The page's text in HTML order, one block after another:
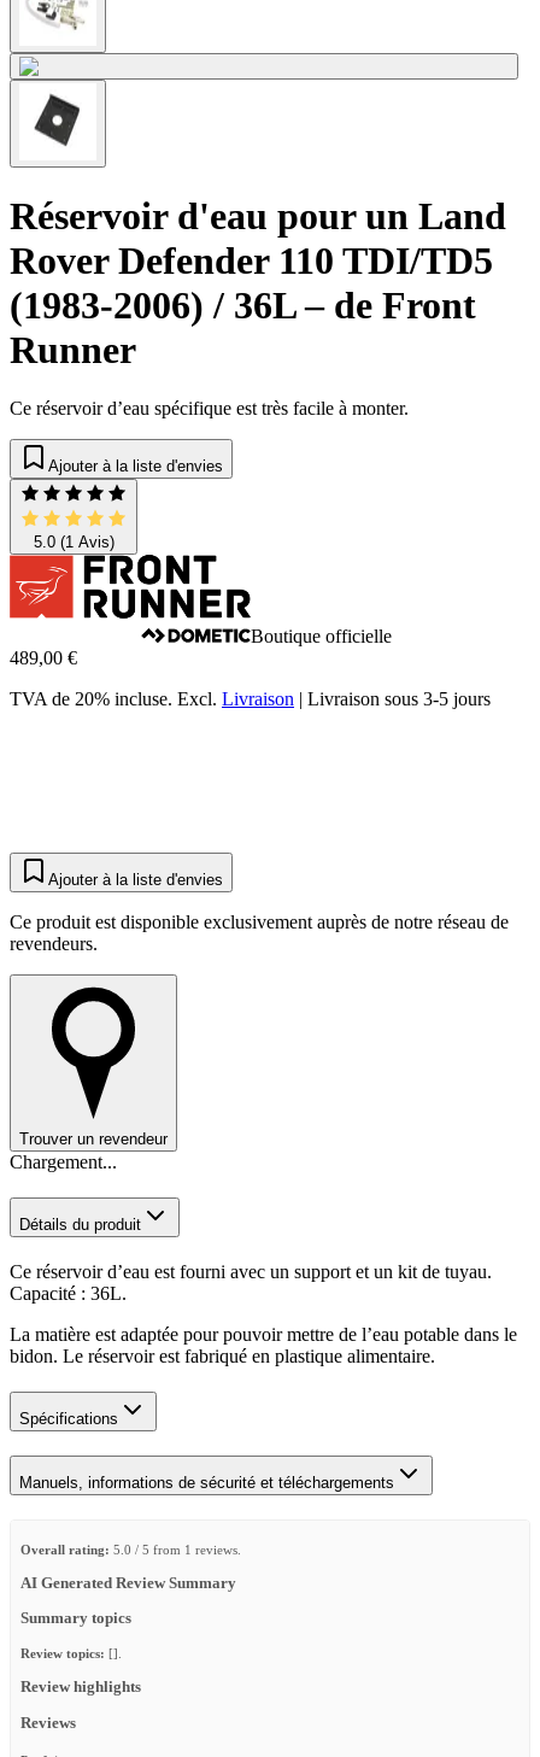
Réservoir d'eau pour un Land
Rover Defender 110 TDI/TD5
(1983-2006) / 36L – de Front
Runner
Ce réservoir d’eau spécifique est très facile à monter.
Ajouter à la liste d'envies
5.0(1 Avis)
Boutique officielle
489,00 €
TVA de 20% incluse. Excl. Livraison | Livraison sous 3-5 jours
Ajouter à la liste d'envies
Ce produit est disponible exclusivement auprès de notre réseau de
revendeurs.
Trouver un revendeur
Chargement...
Détails du produit
Ce réservoir d’eau est fourni avec un support et un kit de tuyau.
Capacité : 36L.
La matière est adaptée pour pouvoir mettre de l’eau potable dans le
bidon. Le réservoir est fabriqué en plastique alimentaire.
Spécifications
Manuels, informations de sécurité et téléchargements
Overall rating: 5.0 / 5 from 1 reviews.
AI Generated Review Summary
Summary topics
Review topics: [].
Review highlights
Reviews